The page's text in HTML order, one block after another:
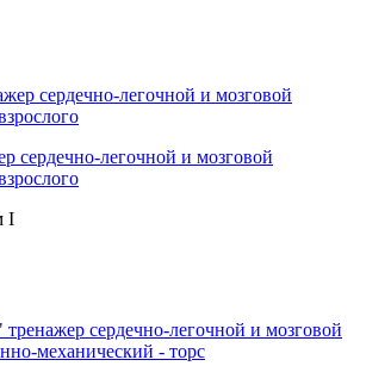
сердечно-легочной и мозговой
I